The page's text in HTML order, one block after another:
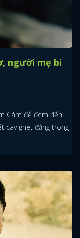
người mẹ bi
Cám để đem đến
cay ghét đắng trong